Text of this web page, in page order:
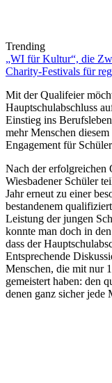
Trending
„WI für Kultur“, die
Charity-Festivals für
Mit der Qualifeier
Hauptschulabschluss
Einstieg ins
mehr Menschen
Engagement für
Nach der erfolgreichen
Wiesbadener Schüler
Jahr erneut zu einer
bestandenem
Leistung der jungen
konnte man doch in
dass der
Entsprechende
Menschen, die mit nur
gemeistert haben: den
denen ganz sicher jede